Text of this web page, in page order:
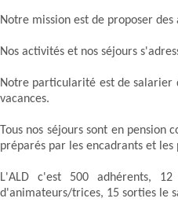
Notre mission est de proposer
Nos activités et nos séjours
Notre particularité est de salarier
vacances.
Tous nos séjours sont en
préparés par les encadrants et
L'ALD c'est 500 adhérents,
d'animateurs/trices, 15 sorties le